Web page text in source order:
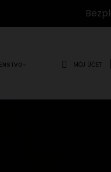
MÔJ ÚČET